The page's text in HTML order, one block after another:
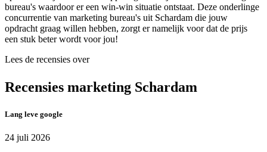
bureau's waardoor er een win-win situatie ontstaat. Deze onderlinge
concurrentie van marketing bureau's uit Schardam die jouw
opdracht graag willen hebben, zorgt er namelijk voor dat de prijs
een stuk beter wordt voor jou!
Lees de recensies over
Recensies marketing Schardam
Lang leve google
24 juli 2026